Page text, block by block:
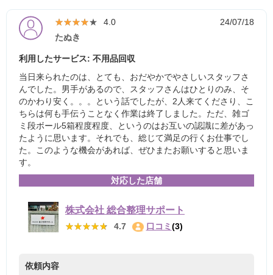
★★★★★
★★★★★ 4.0
24/07/18
たぬき
利用したサービス: 不用品回収
当日来られたのは、とても、おだやかでやさしいスタッフさ
んでした。男手があるので、スタッフさんはひとりのみ、そ
のかわり安く。。。という話でしたが、2人来てくださり、こ
ちらは何も手伝うことなく作業は終了しました。ただ、雑ゴ
ミ段ボール5箱程度程度、というのはお互いの認識に差があっ
たように思います。それでも、総じて満足の行くお仕事でし
た。このような機会があれば、ぜひまたお願いすると思いま
す。
対応した店舗
株式会社 総合整理サポート
★★★★★
★★★★★ 4.7 口コミ (3)
依頼内容